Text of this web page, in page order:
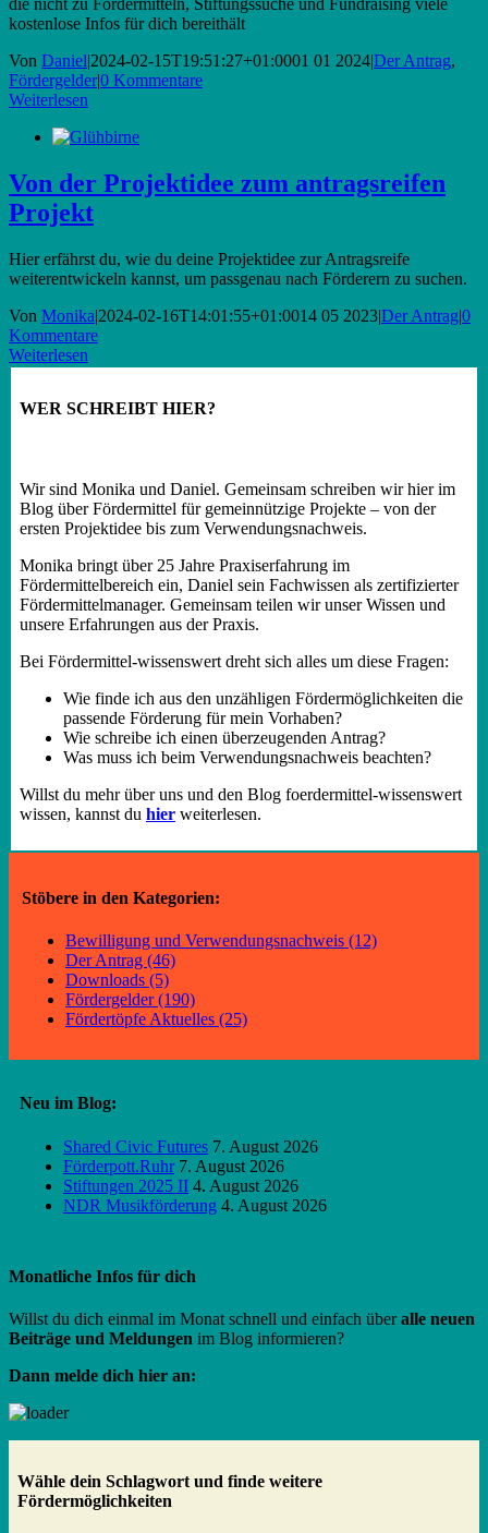
die nicht zu Fördermitteln, Stiftungssuche und Fundraising viele
kostenlose Infos für dich bereithält
Von Daniel|2024-02-15T19:51:27+01:0001 01 2024|Der Antrag,
Fördergelder|0 Kommentare
Weiterlesen
Von der Projektidee zum antragsreifen
Projekt
Hier erfährst du, wie du deine Projektidee zur Antragsreife
weiterentwickeln kannst, um passgenau nach Förderern zu suchen.
Von Monika|2024-02-16T14:01:55+01:0014 05 2023|Der Antrag|0
Kommentare
Weiterlesen
WER SCHREIBT HIER?
Wir sind Monika und Daniel. Gemeinsam schreiben wir hier im
Blog über Fördermittel für gemeinnützige Projekte – von der
ersten Projektidee bis zum Verwendungsnachweis.
Monika bringt über 25 Jahre Praxiserfahrung im
Fördermittelbereich ein, Daniel sein Fachwissen als zertifizierter
Fördermittelmanager. Gemeinsam teilen wir unser Wissen und
unsere Erfahrungen aus der Praxis.
Bei Fördermittel-wissenswert dreht sich alles um diese Fragen:
Wie finde ich aus den unzähligen Fördermöglichkeiten die
passende Förderung für mein Vorhaben?
Wie schreibe ich einen überzeugenden Antrag?
Was muss ich beim Verwendungsnachweis beachten?
Willst du mehr über uns und den Blog foerdermittel-wissenswert
wissen, kannst du hier weiterlesen.
Stöbere in den Kategorien:
Bewilligung und Verwendungsnachweis (12)
Der Antrag (46)
Downloads (5)
Fördergelder (190)
Fördertöpfe Aktuelles (25)
Neu im Blog:
Shared Civic Futures 7. August 2026
Förderpott.Ruhr 7. August 2026
Stiftungen 2025 II 4. August 2026
NDR Musikförderung 4. August 2026
Monatliche Infos für dich
Willst du dich einmal im Monat schnell und einfach überalle neuen
Beiträge und Meldungen im Blog informieren?
Dann melde dich hier an:
Wähle dein Schlagwort und finde weitere
Fördermöglichkeiten